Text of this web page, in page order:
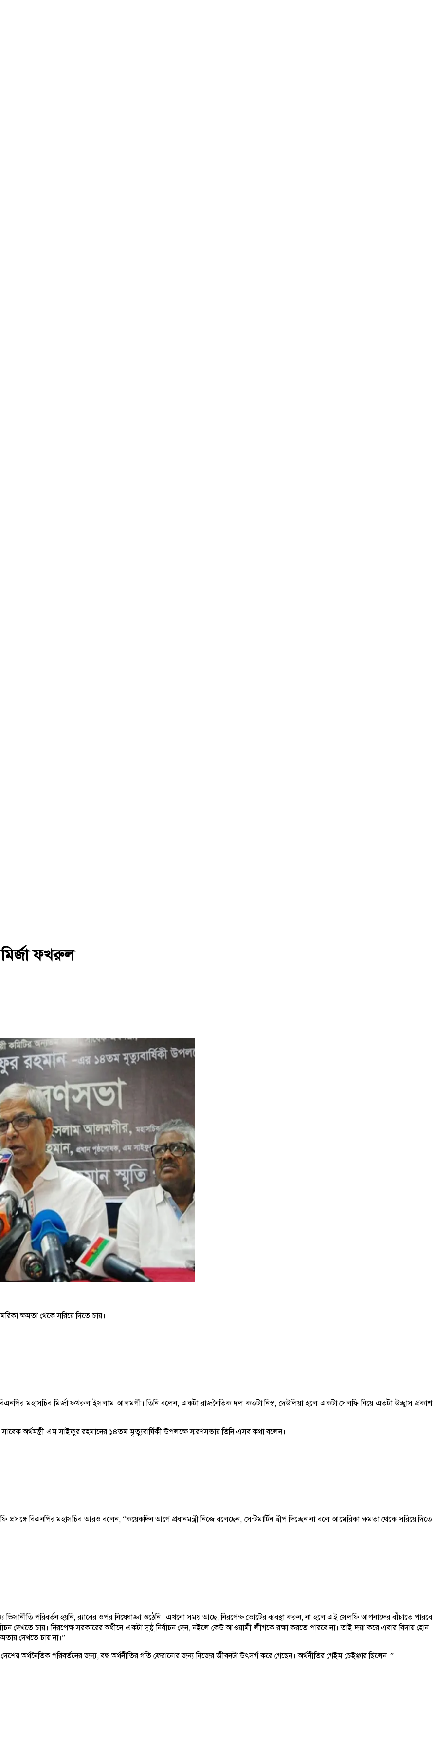
ফখরুল
ক্ষমতা থেকে সরিয়ে দিতে চায়।
মহাসচিব মির্জা ফখরুল ইসলাম আলমগী। তিনি বলেন, একটা রাজনৈতিক দল কতটা নিস্ব, দেউলিয়া হলে একটা সেলফি নিয়ে এতটা উচ্ছ্বাস প্রকাশ
সাবেক অর্থমন্ত্রী এম সাইফুর রহমানের ১৪তম মৃত্যুবার্ষিকী উপলক্ষে স্মরণসভায় তিনি এসব কথা বলেন।
প্রসঙ্গে বিএনপির মহাসচিব আরও বলেন, “কয়েকদিন আগে প্রধানমন্ত্রী নিজে বলেছেন, সেন্টমার্টিন দ্বীপ দিচ্ছেন না বলে আমেরিকা ক্ষমতা থেকে সরিয়ে দিতে
পরিবর্তন হয়নি, র‌্যাবের ওপর নিষেধাজ্ঞা ওঠেনি। এখনো সময় আছে, নিরপেক্ষ ভোটের ব্যবস্থা করুন, না হলে এই সেলফি আপনাদের বাঁচাতে পারবে
দেখতে চায়। নিরপেক্ষ সরকারের অধীনে একটা সুষ্ঠু নির্বাচন দেন, নইলে কেউ আওয়ামী লীগকে রক্ষা করতে পারবে না। তাই দয়া করে এবার বিদায় হোন।
দেখতে চায় না।”
অর্থনৈতিক পরিবর্তনের জন্য, বদ্ধ অর্থনীতির গতি ফেরানোর জন্য নিজের জীবনটা উৎসর্গ করে গেছেন। অর্থনীতির গেইম চেইঞ্জার ছিলেন।”